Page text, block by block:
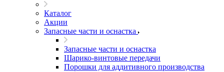
Каталог
Акции
Запасные части и оснастка
Запасные части и оснастка
Шарико-винтовые передачи
Порошки для аддитивного производства